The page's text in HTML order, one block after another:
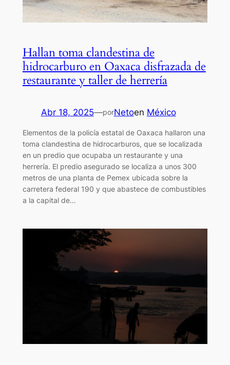
Hallan toma clandestina de
hidrocarburo en Oaxaca disfrazada de
restaurante y taller de herrería
Abr 18, 2025—porNetoen México
Elementos de la policía estatal de Oaxaca hallaron una
toma clandestina de hidrocarburos, que se localizada
en un predio que ocupaba un restaurante y una
herrería. El predio asegurado se localiza a unos 300
metros de una planta de Pemex ubicada sobre la
carretera federal 190 y que abastece de combustibles
a la capital de…